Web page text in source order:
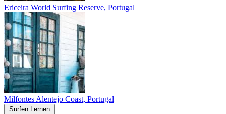
Ericeira World Surfing Reserve, Portugal
Milfontes Alentejo Coast, Portugal